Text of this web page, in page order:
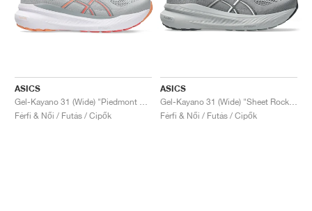
ASICS
Gel-Kayano 31 (Wide) "Piedmont Grey & Papaya"
Férfi & Női / Futás / Cipők
ASICS
Gel-Kayano 31 (Wide) "Sheet Rock & White"
Férfi & Női / Futás / Cipők